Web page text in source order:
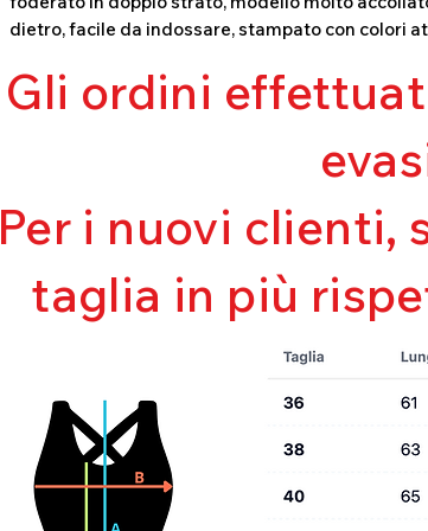
dietro, facile da indossare, stampato con colori
Gli ordini
Per i nuovi clienti,
taglia in più